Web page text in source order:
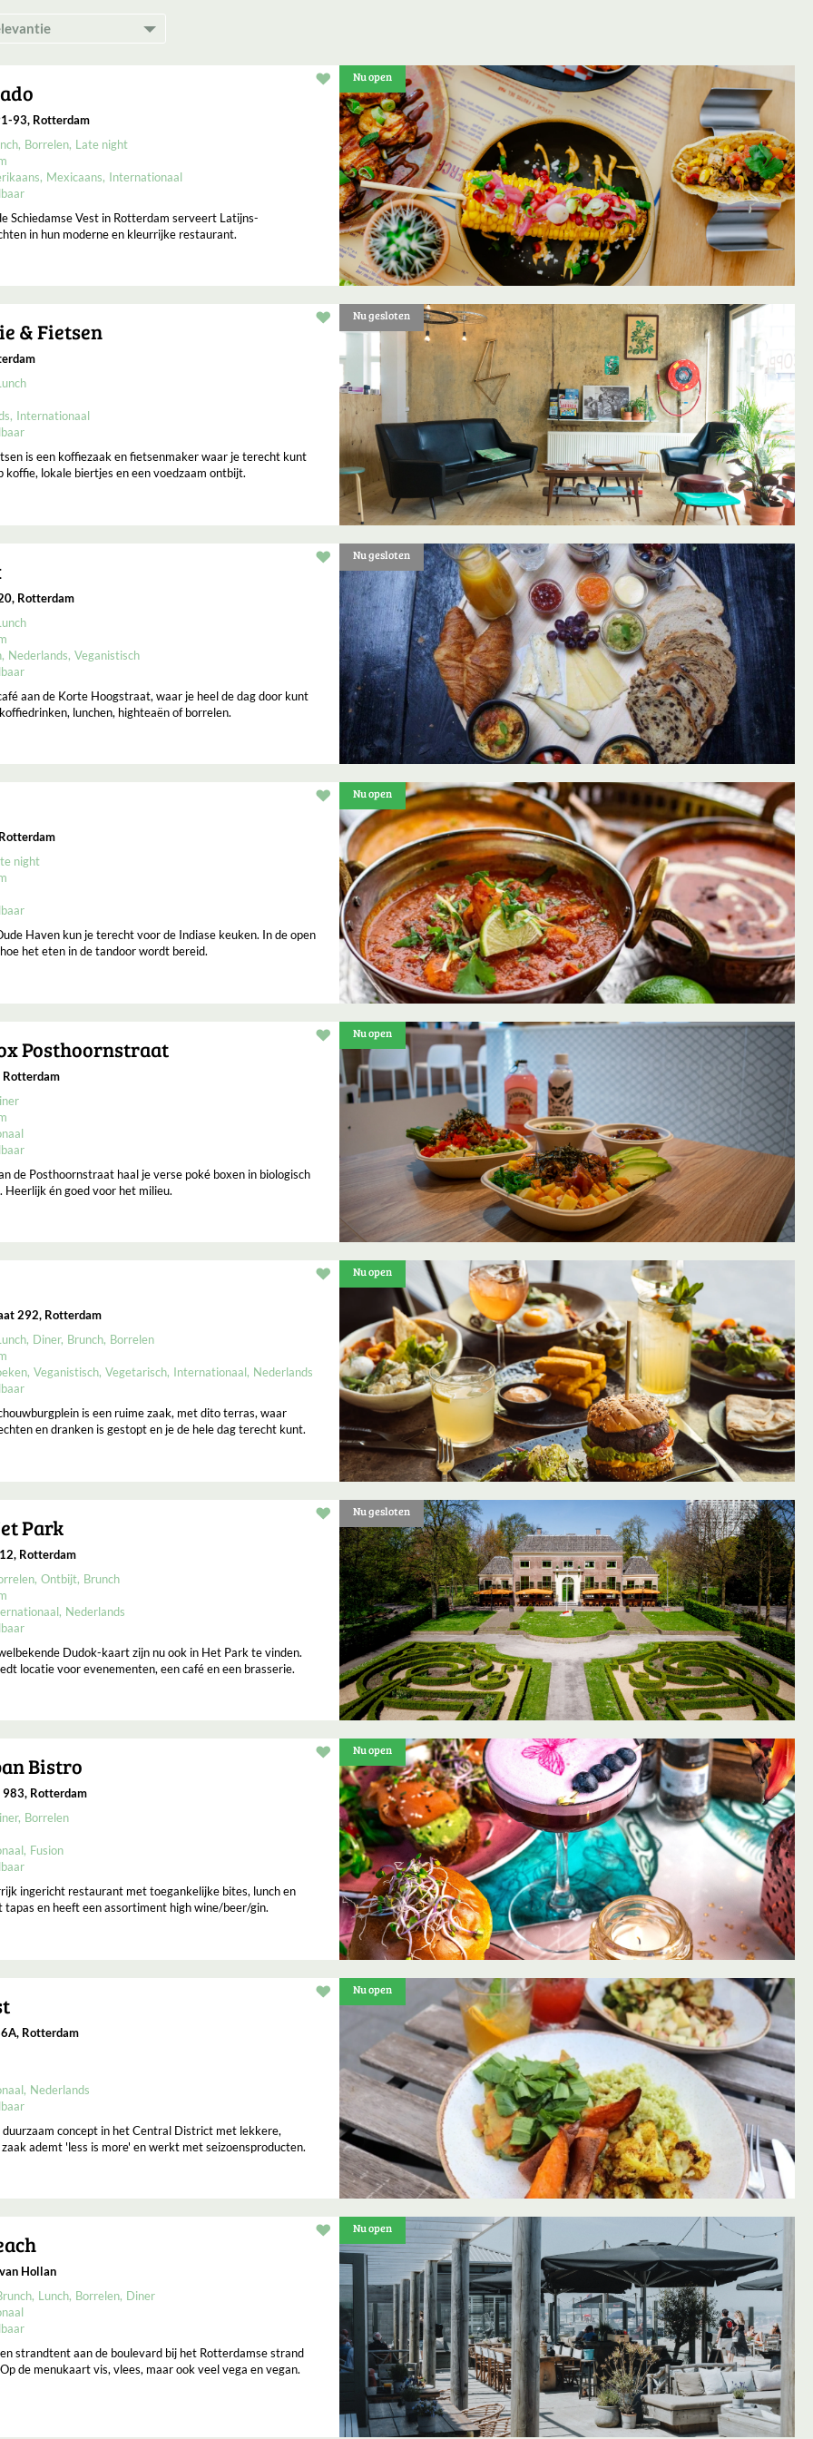
Nu open
Restaurant toevoegen aan favorieten
93, Rotterdam
Borrelen Late night
Mexicaans Internationaal
Schiedamse Vest in Rotterdam serveert Latijns-
in hun moderne en kleurrijke restaurant.
Nu gesloten
Restaurant toevoegen aan favorieten
& Fietsen
Internationaal
is een koffiezaak en fietsenmaker waar je terecht kunt
koffie, lokale biertjes en een voedzaam ontbijt.
Nu gesloten
Restaurant toevoegen aan favorieten
Rotterdam
Nederlands Veganistisch
aan de Korte Hoogstraat, waar je heel de dag door kunt
lunchen, highteaën of borrelen.
Nu open
Restaurant toevoegen aan favorieten
night
Haven kun je terecht voor de Indiase keuken. In de open
het eten in de tandoor wordt bereid.
Nu open
Restaurant toevoegen aan favorieten
Posthoornstraat
Rotterdam
de Posthoornstraat haal je verse poké boxen in biologisch
Heerlijk én goed voor het milieu.
Nu open
Restaurant toevoegen aan favorieten
292, Rotterdam
Diner Brunch Borrelen
Veganistisch Vegetarisch Internationaal Nederlands
is een ruime zaak, met dito terras, waar
en dranken is gestopt en je de hele dag terecht kunt.
Nu gesloten
Restaurant toevoegen aan favorieten
Park
Rotterdam
Ontbijt Brunch
Nederlands
Dudok-kaart zijn nu ook in Het Park te vinden.
locatie voor evenementen, een café en een brasserie.
Nu open
Restaurant toevoegen aan favorieten
Bistro
Rotterdam
Borrelen
Fusion
ingericht restaurant met toegankelijke bites, lunch en
en heeft een assortiment high wine/beer/gin.
Nu open
Restaurant toevoegen aan favorieten
Rotterdam
Nederlands
concept in het Central District met lekkere,
ademt 'less is more' en werkt met seizoensproducten.
Nu open
Restaurant toevoegen aan favorieten
Hollan
Lunch Borrelen Diner
strandtent aan de boulevard bij het Rotterdamse strand
de menukaart vis, vlees, maar ook veel vega en vegan.